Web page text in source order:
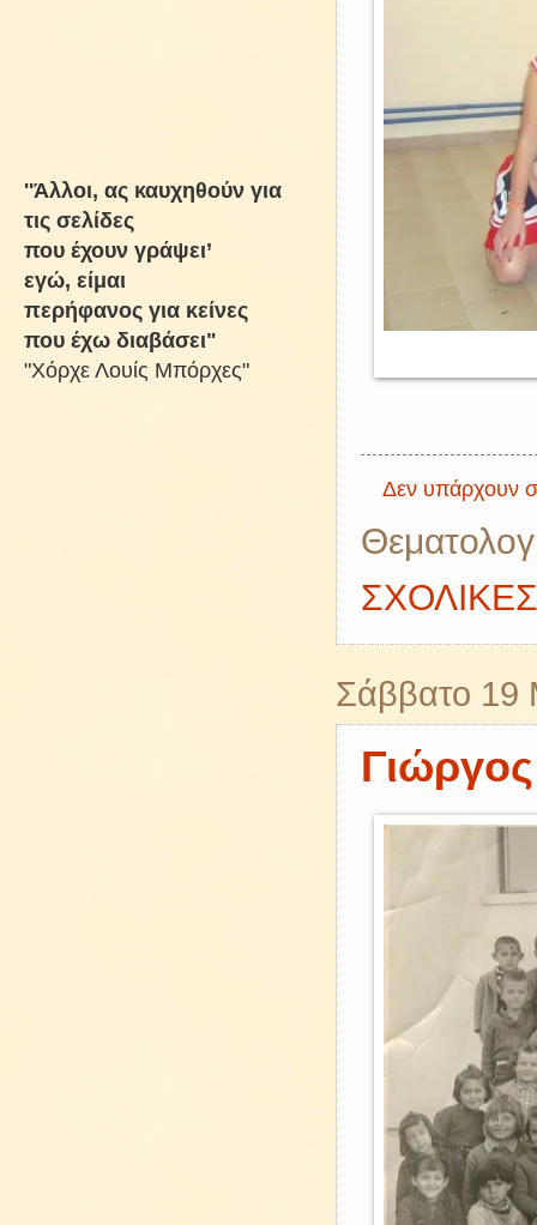
Δεν υπάρχουν
ΣΧΟΛΙΚΕΣ
Σάββατο 19
''Άλλοι, ας καυχηθούν για
τις σελίδες
που έχουν γράψει’
εγώ, είμαι
περήφανος για κείνες
που έχω διαβάσει"
"Χόρχε Λουίς Μπόρχες"